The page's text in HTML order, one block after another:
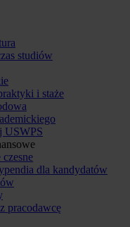
studiów
i staże
USWPS
dla kandydatów
pracodawcę